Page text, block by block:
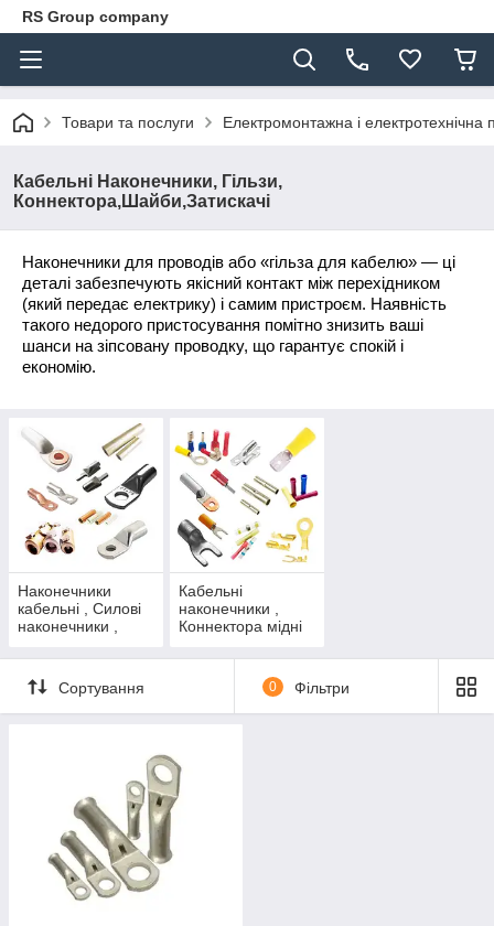
RS Group company
Товари та послуги Електромонтажна і електротехнічна
Кабельні Наконечники, Гільзи,
Коннектора,Шайби,Затискачі
Наконечники для проводів або «гільза для кабелю» — ці
деталі забезпечують якісний контакт між перехідником
(який передає електрику) і самим пристроєм. Наявність
такого недорого пристосування помітно знизить ваші
шанси на зіпсовану проводку, що гарантує спокій і
економію.
Наконечники
кабельні , Силові
наконечники ,
мідний (Україна )
Кабельні
наконечники ,
Коннектора мідні
обтиск (Китай)
Сортування
0 Фільтри